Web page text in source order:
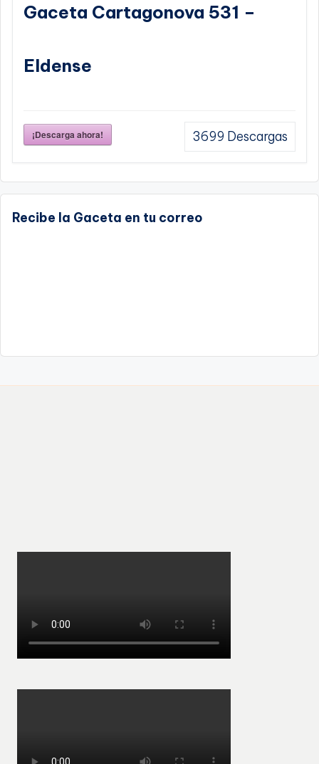
Gaceta Cartagonova 531 –
Eldense
¡Descarga ahora! 3699 Descargas
Recibe la Gaceta en tu correo